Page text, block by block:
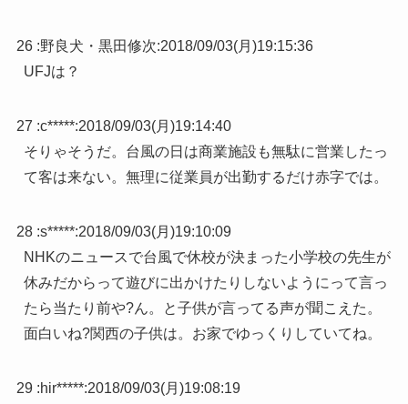
26 :野良犬・黒田修次:2018/09/03(月)19:15:36
UFJは？
27 :c*****:2018/09/03(月)19:14:40
そりゃそうだ。台風の日は商業施設も無駄に営業したっ
て客は来ない。無理に従業員が出勤するだけ赤字では。
28 :s*****:2018/09/03(月)19:10:09
NHKのニュースで台風で休校が決まった小学校の先生が
休みだからって遊びに出かけたりしないようにって言っ
たら当たり前や?ん。と子供が言ってる声が聞こえた。
面白いね?関西の子供は。お家でゆっくりしていてね。
29 :hir*****:2018/09/03(月)19:08:19